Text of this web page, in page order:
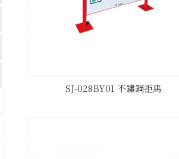
SJ-028BY01 不鏽鋼拒馬